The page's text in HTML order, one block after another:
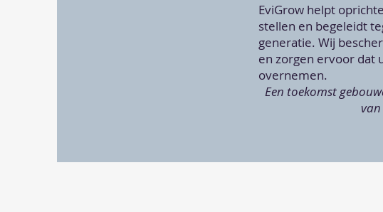
EviGrow helpt
stellen en begeleidt
generatie. Wij
en zorgen ervoor dat
overnemen.
Een toekomst